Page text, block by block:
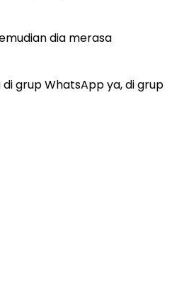
dia merasa
grup WhatsApp ya, di grup